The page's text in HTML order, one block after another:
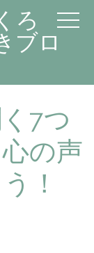
ろ
ブロ
7つ
の声
！